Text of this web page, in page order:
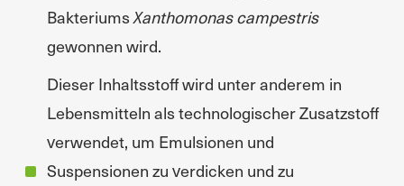
BakteriumsXanthomonas campestris
gewonnen wird.
Dieser Inhaltsstoff wird unter anderem in
Lebensmitteln als technologischer Zusatzstoff
verwendet, um Emulsionen und
Suspensionen zu verdicken und zu